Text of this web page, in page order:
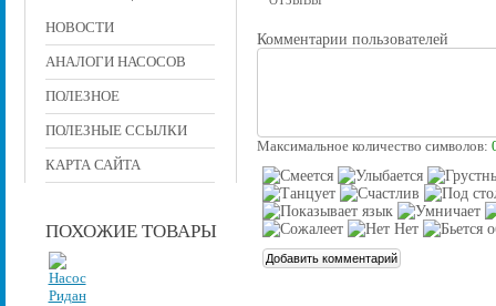
НОВОСТИ
АНАЛОГИ НАСОСОВ
ПОЛЕЗНОЕ
ПОЛЕЗНЫЕ ССЫЛКИ
КАРТА САЙТА
ПОХОЖИЕ ТОВАРЫ
Комментарии пользователей
Максимальное количество символов: